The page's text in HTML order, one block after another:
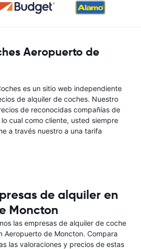
Aeropuerto de
es un sitio web independiente
de alquiler de coches. Nuestro
de reconocidas compañías de
cual como cliente, usted siempre
a través nuestro a una tarifa
de alquiler en
Moncton
las empresas de alquiler de coche
Aeropuerto de Moncton. Compara
las valoraciones y precios de estas